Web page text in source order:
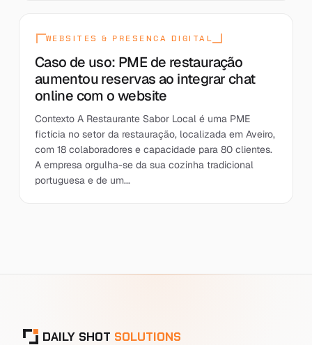
WEBSITES & PRESENCA DIGITAL
Caso de uso: PME de restauração
aumentou reservas ao integrar chat
online com o website
Contexto A Restaurante Sabor Local é uma PME
fictícia no setor da restauração, localizada em Aveiro,
com 18 colaboradores e capacidade para 80 clientes.
A empresa orgulha-se da sua cozinha tradicional
portuguesa e de um...
DAILY SHOT SOLUTIONS